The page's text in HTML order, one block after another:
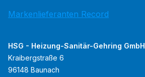
Markenlieferanten Record
HSG - Heizung-Sanitär-Gehring GmbH
Kraibergstraße 6
96148 Baunach